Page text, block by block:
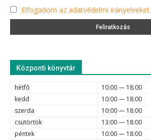
Elfogadom az adatvédelmi irányelveket.
Központi könyvtár
hétfõ
10:00 — 18:00
kedd
10:00 — 18:00
szerda
10:00 — 18:00
csütörtök
13:00 — 18:00
péntek
10:00 — 18:00